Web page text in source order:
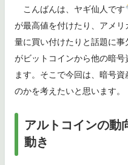
こんばんは、ヤギ仙人です
が最高値を付けたり、アメ
量に買い付けたりと話題に
がビットコインから他の暗
ます。そこで今回は、暗号
のかを考えたいと思います。
アルトコインの動
動き